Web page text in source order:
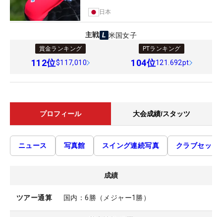
日本
主戦 米国女子
賞金ランキング
112位$117,010
PTランキング
104位121.692pt
プロフィール 大会成績/スタッツ
ニュース 写真館 スイング連続写真 クラブセッテ
成績
ツアー通算 国内：6勝（メジャー1勝）